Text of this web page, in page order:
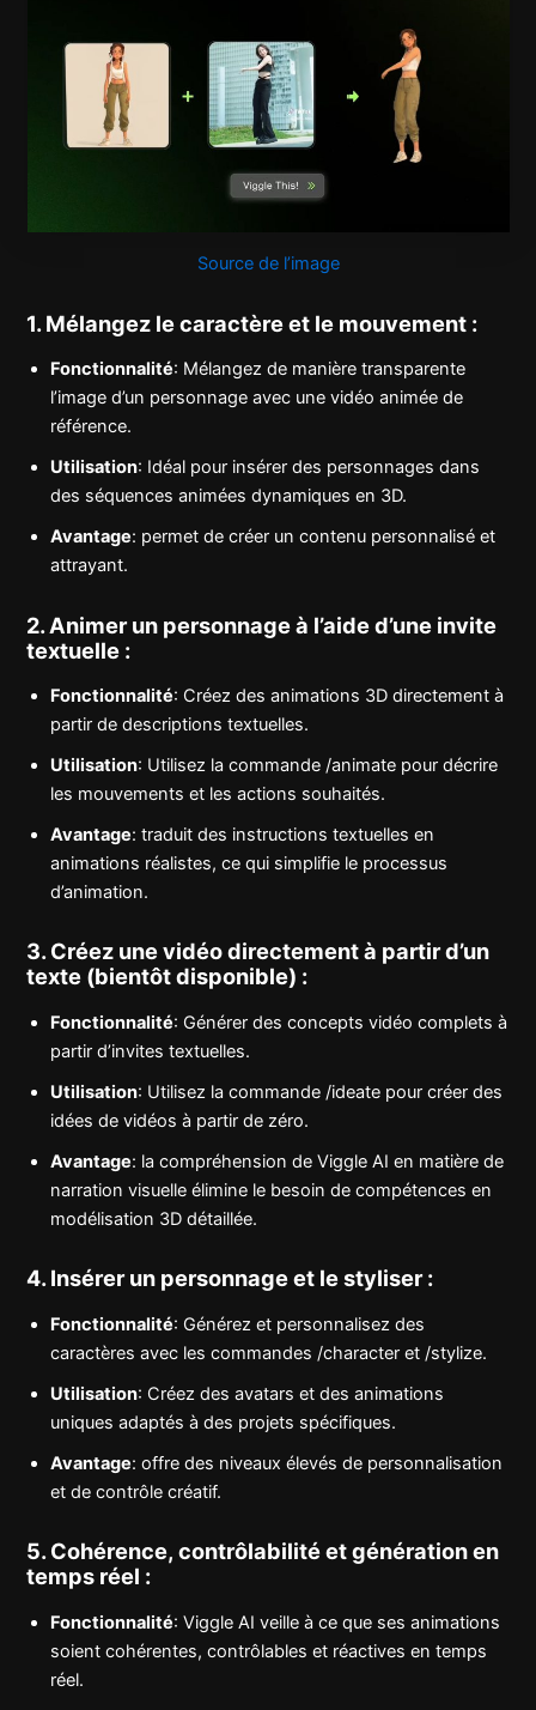
Source de l’image
1. Mélangez le caractère et le mouvement :
Fonctionnalité: Mélangez de manière transparente
l’image d’un personnage avec une vidéo animée de
référence.
Utilisation: Idéal pour insérer des personnages dans
des séquences animées dynamiques en 3D.
Avantage: permet de créer un contenu personnalisé et
attrayant.
2. Animer un personnage à l’aide d’une invite
textuelle :
Fonctionnalité: Créez des animations 3D directement à
partir de descriptions textuelles.
Utilisation: Utilisez la commande /animate pour décrire
les mouvements et les actions souhaités.
Avantage: traduit des instructions textuelles en
animations réalistes, ce qui simplifie le processus
d’animation.
3. Créez une vidéo directement à partir d’un
texte (bientôt disponible) :
Fonctionnalité: Générer des concepts vidéo complets à
partir d’invites textuelles.
Utilisation: Utilisez la commande /ideate pour créer des
idées de vidéos à partir de zéro.
Avantage: la compréhension de Viggle AI en matière de
narration visuelle élimine le besoin de compétences en
modélisation 3D détaillée.
4. Insérer un personnage et le styliser :
Fonctionnalité: Générez et personnalisez des
caractères avec les commandes /character et /stylize.
Utilisation: Créez des avatars et des animations
uniques adaptés à des projets spécifiques.
Avantage: offre des niveaux élevés de personnalisation
et de contrôle créatif.
5. Cohérence, contrôlabilité et génération en
temps réel :
Fonctionnalité: Viggle AI veille à ce que ses animations
soient cohérentes, contrôlables et réactives en temps
réel.